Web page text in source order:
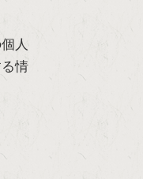
人
情